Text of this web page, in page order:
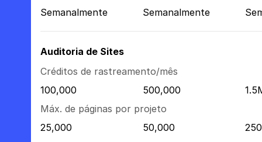
Semanalmente
Semanalmente
Auditoria de Sites
Créditos de rastreamento/mês
100,000
500,000
Máx. de páginas por projeto
25,000
50,000